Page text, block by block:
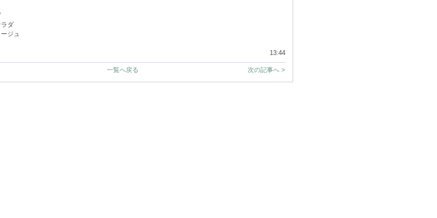
ダ
ジュ
13:44
次の記事へ >
一覧へ戻る